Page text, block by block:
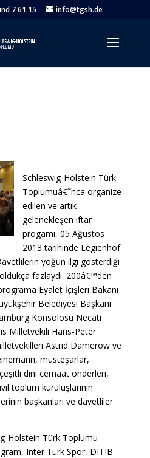
7 61 15 info@tgsh.de
Schleswig-Holstein Türk
Toplumuâ€˜nca organize
edilen ve artık
gelenekleşen iftar
progamı, 05 Ağustos
2013 tarihinde Legienhof
yoğun ilgi gösterdiği
fazlaydı. 200â€™den
Eyalet İçişleri Bakanı
Belediyesi Başkanı
Konsolosu Necati
Milletvekili Hans-Peter
Astrid Damerow ve
müsteşarlar,
dini cemaat önderleri,
toplum kuruluşlarının
başkanları ve davetliler
Holstein Türk Toplumu
Inter Türk Spor, DITIB